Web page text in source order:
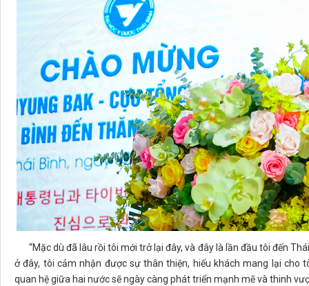
“Mặc dù đã lâu rồi tôi mới trở lại đây, và đây là lần đầu tôi đến
ở đây, tôi cảm nhận được sự thân thiện, hiếu khách mang lại
quan hệ giữa hai nước sẽ ngày càng phát triển mạnh mẽ và thinh